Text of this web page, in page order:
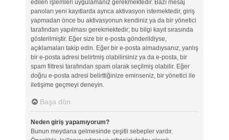
edilen işlemleri uygulamanız gerekmektedir. Bazı mesaj
panoları yeni kayıtlarda ayrıca aktivasyon istemektedir, giriş
yapmadan önce bu aktivasyonun kendiniz ya da bir yönetici
tarafından yapılması gerekmektedir; bu bilgi kayıt sırasında
gösterilmiştir. Eğer size bir e-posta gönderildiyse,
açıklamaları takip edin. Eğer bir e-posta almadıysanız, yanlış
bir e-posta adresi belirtmiş olabilirsiniz ya da e-posta, bir
spam filtresi tarafından spam olarak seçilmiş olabilir. Eğer
doğru e-posta adresi belirttiğinize eminseniz, bir yönetici ile
iletişime geçmeyi deneyin.
Başa dön
Neden giriş yapamıyorum?
Bunun meydana gelmesinde çeşitli sebepler vardır.